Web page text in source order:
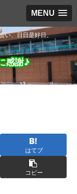
MENU
い、日日是好日。
感謝♪
はてブ
コピー